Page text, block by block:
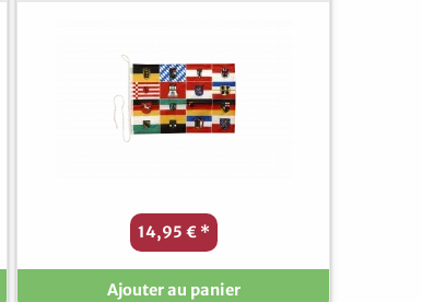
14,95 € *
Ajouter au panier